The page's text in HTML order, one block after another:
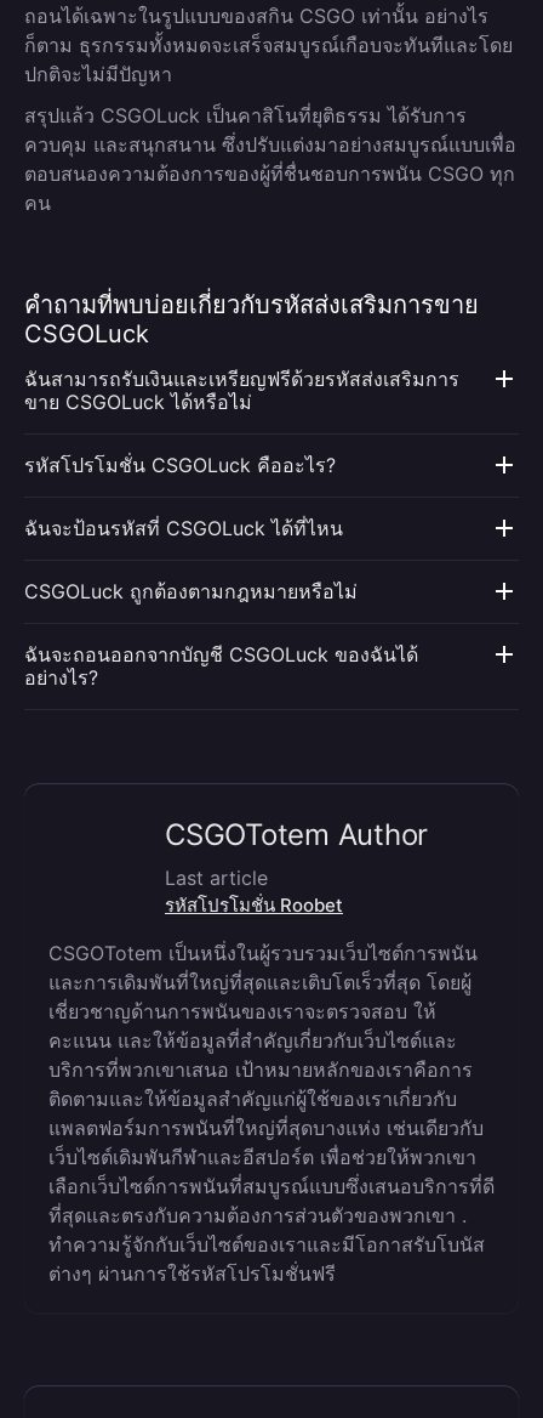
ถอนได้เฉพาะในรูปแบบของสกิน CSGO เท่านั้น อย่างไร
ก็ตาม ธุรกรรมทั้งหมดจะเสร็จสมบูรณ์เกือบจะทันทีและโดย
ปกติจะไม่มีปัญหา
สรุปแล้ว CSGOLuck เป็นคาสิโนที่ยุติธรรม ได้รับการ
ควบคุม และสนุกสนาน ซึ่งปรับแต่งมาอย่างสมบูรณ์แบบเพื่อ
ตอบสนองความต้องการของผู้ที่ชื่นชอบการพนัน CSGO ทุก
คน
คำถามที่พบบ่อยเกี่ยวกับรหัสส่งเสริมการขาย
CSGOLuck
ฉันสามารถรับเงินและเหรียญฟรีด้วยรหัสส่งเสริมการ
ขาย CSGOLuck ได้หรือไม่
รหัสโปรโมชั่น CSGOLuck คืออะไร?
ฉันจะป้อนรหัสที่ CSGOLuck ได้ที่ไหน
CSGOLuck ถูกต้องตามกฎหมายหรือไม่
ฉันจะถอนออกจากบัญชี CSGOLuck ของฉันได้
อย่างไร?
CSGOTotem Author
Last article
รหัสโปรโมชั่น Roobet
CSGOTotem เป็นหนึ่งในผู้รวบรวมเว็บไซต์การพนัน
และการเดิมพันที่ใหญ่ที่สุดและเติบโตเร็วที่สุด โดยผู้
เชี่ยวชาญด้านการพนันของเราจะตรวจสอบ ให้
คะแนน และให้ข้อมูลที่สำคัญเกี่ยวกับเว็บไซต์และ
บริการที่พวกเขาเสนอ เป้าหมายหลักของเราคือการ
ติดตามและให้ข้อมูลสำคัญแก่ผู้ใช้ของเราเกี่ยวกับ
แพลตฟอร์มการพนันที่ใหญ่ที่สุดบางแห่ง เช่นเดียวกับ
เว็บไซต์เดิมพันกีฬาและอีสปอร์ต เพื่อช่วยให้พวกเขา
เลือกเว็บไซต์การพนันที่สมบูรณ์แบบซึ่งเสนอบริการที่ดี
ที่สุดและตรงกับความต้องการส่วนตัวของพวกเขา .
ทำความรู้จักกับเว็บไซต์ของเราและมีโอกาสรับโบนัส
ต่างๆ ผ่านการใช้รหัสโปรโมชั่นฟรี